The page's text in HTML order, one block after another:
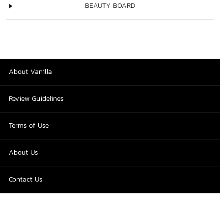
BEAUTY BOARD
About Vanilla
Review Guidelines
Terms of Use
About Us
Contact Us